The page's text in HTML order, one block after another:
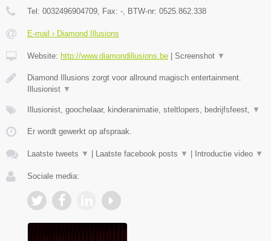
Tel: 0032496904709 , Fax: - , BTW-nr: 0525.862.338
E-mail › Diamond Illusions
Website: http://www.diamondillusions.be | Screenshot ▼
Diamond Illusions zorgt voor allround magisch entertainment.
Illusionist ▼
Illusionist, goochelaar, kinderanimatie, steltlopers, bedrijfsfeest, ▼
Er wordt gewerkt op afspraak.
Laatste tweets ▼ | Laatste facebook posts ▼ | Introductie video ▼
Sociale media: